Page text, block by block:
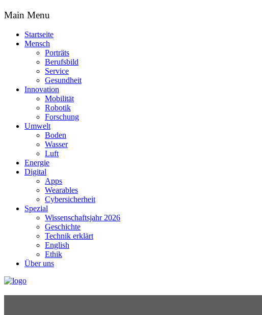
Main Menu
Startseite
Mensch
Porträts
Berufsbild
Service
Gesundheit
Innovation
Mobilität
Robotik
Forschung
Umwelt
Boden
Wasser
Luft
Energie
Digital
Apps
Wearables
Cybersicherheit
Spezial
Wissenschaftsjahr 2026
Geschichte
Technik erklärt
English
Ethik
Über uns